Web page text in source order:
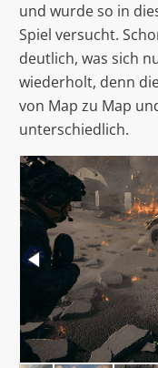
und wurde so in
Spiel versucht.
deutlich, was sich
wiederholt, denn
von Map zu Map
unterschiedlich.